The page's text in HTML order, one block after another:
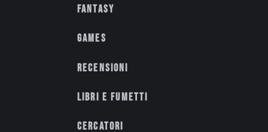
Fantasy
Games
Recensioni
Libri e fumetti
Cercatori